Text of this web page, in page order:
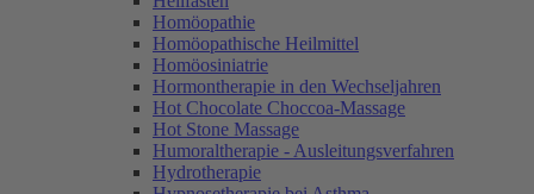
Homöopathie
Homöopathische Heilmittel
Homöosiniatrie
Hormontherapie in den Wechseljahren
Hot Chocolate Choccoa-Massage
Hot Stone Massage
Humoraltherapie - Ausleitungsverfahren
Hydrotherapie